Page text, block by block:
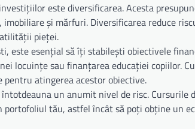
este diversificarea. Acesta
și mărfuri. Diversificarea reduce
pieței.
este esențial să îți stabilești obiectivele
locuințe sau finanțarea educației copiilor.
atingerea acestor obiective.
un anumit nivel de risc. Cursurile
portofoliul tău, astfel încât să poți obține un